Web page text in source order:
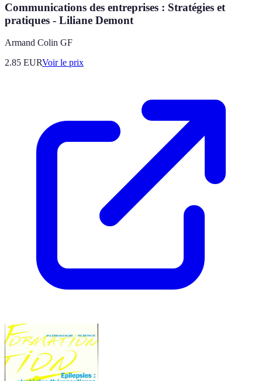
Communications des entreprises : Stratégies et
pratiques - Liliane Demont
Armand Colin GF
2.85 EURVoir le prix